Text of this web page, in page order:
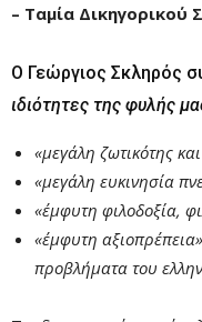
– Ταμία
Ο Γεώργιος Σκληρός
ιδιότητες της φυλής
«μεγάλη ζωτικότης
«μεγάλη ευκινησία
«έμφυτη φιλοδοξία,
«έμφυτη αξιοπρέπεια»
προβλήματα του